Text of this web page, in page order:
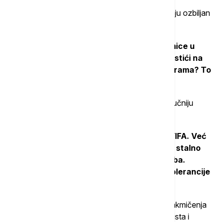
Šaranović smatra da takve okolnosti predstavljaju ozbiljan
Zašto bi fudbaleri na dan najvažnije utakmice u
karijeri morali da razmišljaju o tome da li će stići na
vreme ili da li će imati problema sa procedurama? To
Govoreći o ulozi FIFA, ističe da je očekivao odlučniju
Najviše gorčine osećam kada se pomene FIFA. Već
dugo je bilo jasno da će problema biti, ali se stalno
ponavljalo da će sve funkcionisati kako treba.
Vremenom su se obećanja menjala i prag tolerancije
On podseća da su i prethodna velika sportska takmičenja
uspevala da obezbede nesmetan dolazak sportista i